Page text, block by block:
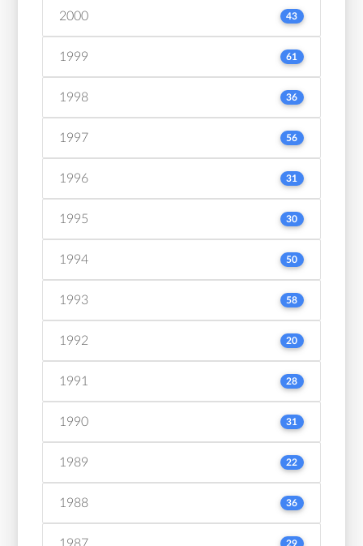
2000 43
1999 61
1998 36
1997 56
1996 31
1995 30
1994 50
1993 58
1992 20
1991 28
1990 31
1989 22
1988 36
1987 29